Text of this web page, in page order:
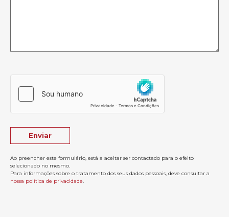
Ao preencher este formulário, está a aceitar ser contactado para o efeito
selecionado no mesmo.
Para informações sobre o tratamento dos seus dados pessoais, deve consultar a
nossa política de privacidade.